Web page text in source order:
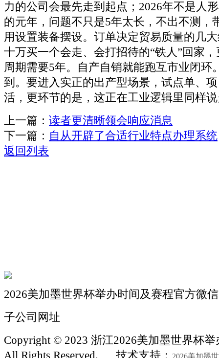
力的公司会最先走到起点；2026年不是人
的元年，问题不只是5年太长，不出不测，
用设置装备摆设。订单决定贸易质量的几
十万买一个会走、会打招待的“铁人”回家
周期需要5年。自产自销就能跑互市业闭环
到。要进入实正的出产型场景，试点单、
活，更环节的是，这正在工业逻辑里同样
上一篇： 读者更清晰领会响应消息
下一篇： 自从开辟了合适行业特点办理系统
返回列表
2026美加墨世界杯举办时间及赛程官方微信
子公司网址
Copyright © 2023 浙江2026美加墨世界杯
All Rights Reserved.
技术支持： 2026美加墨